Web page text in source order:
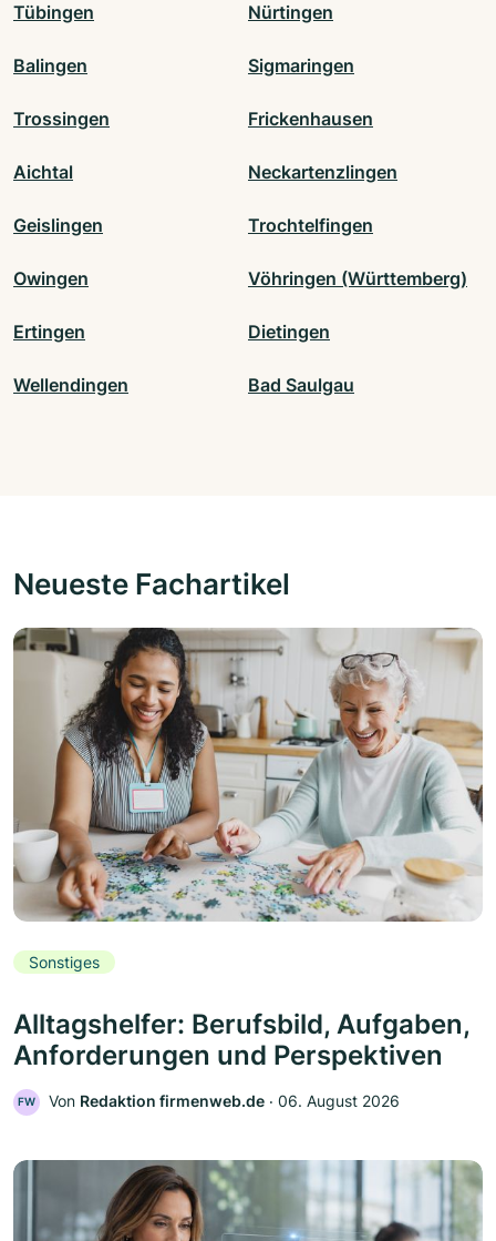
Tübingen Nürtingen
Balingen Sigmaringen
Trossingen Frickenhausen
Aichtal Neckartenzlingen
Geislingen Trochtelfingen
Owingen Vöhringen (Württemberg)
Ertingen Dietingen
Wellendingen Bad Saulgau
Neueste Fachartikel
Sonstiges
Alltagshelfer: Berufsbild, Aufgaben,
Anforderungen und Perspektiven
FW Von Redaktion firmenweb.de ‧ 06. August 2026